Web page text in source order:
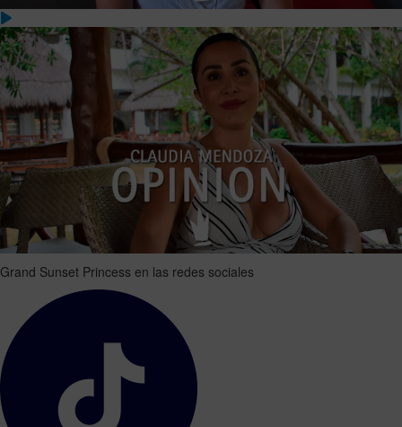
Grand Sunset Princess en las redes sociales